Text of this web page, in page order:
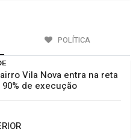
POLÍTICA
Vila Nova entra na reta
de execução